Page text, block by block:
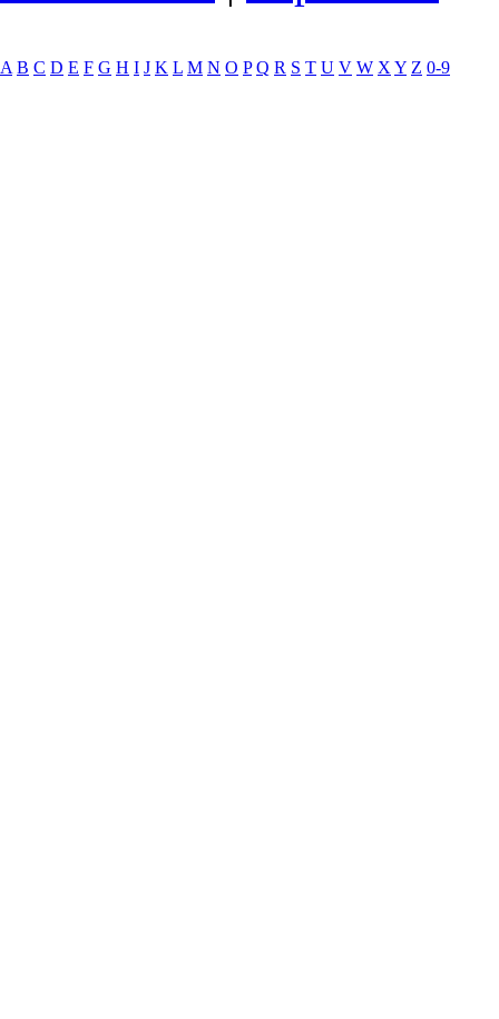
A B C D E F G H I J K L M N O P Q R S T U V W X Y Z 0-9